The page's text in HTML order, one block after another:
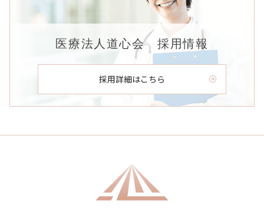
医療法人道心会 採用情報
採用詳細はこちら